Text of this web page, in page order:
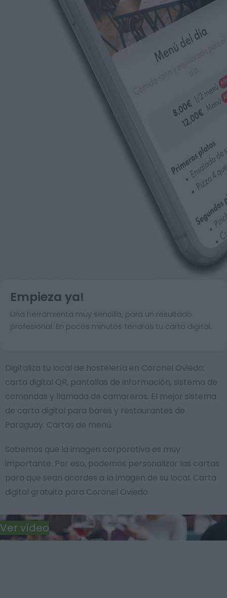
Empieza ya!
Una herramienta muy sencilla, para un resultado
profesional. En pocos minutos tendrás tu carta digital.
Digitaliza tu local de hostelería en Coronel Oviedo:
carta digital QR, pantallas de información, sistema de
comandas y llamada de camareros. El mejor sistema
de carta digital para bares y restaurantes de
Paraguay. Cartas de menú.
Sabemos que la imagen corporativa es muy
importante. Por eso, podemos personalizar las cartas
para que sean acordes a la imagen de su local. Carta
digital gratuita para Coronel Oviedo.
Ver vídeo